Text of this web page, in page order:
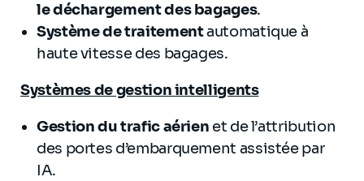
le déchargement des bagages.
Système de traitementautomatique à
haute vitesse des bagages.
Systèmes de gestion intelligents
Gestion du trafic aérien et de l’attribution
des portes d’embarquement assistée par
IA.